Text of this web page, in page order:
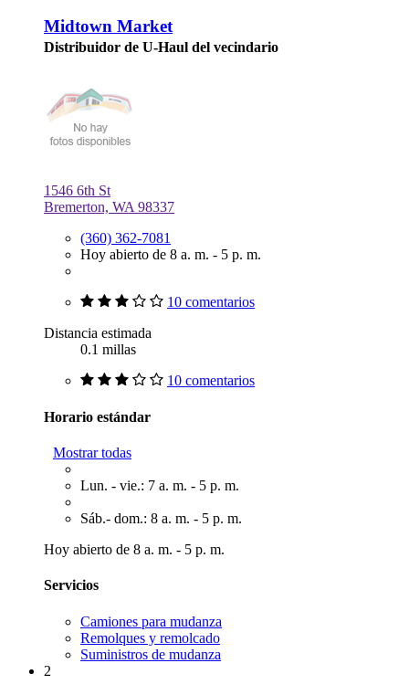
Midtown Market
Distribuidor de U-Haul del vecindario
1546 6th St
Bremerton, WA 98337
(360) 362-7081
Hoy abierto de 8 a. m. - 5 p. m.
10 comentarios
Distancia estimada
0.1 millas
10 comentarios
Horario estándar
Mostrar todas
Lun. - vie.: 7 a. m. - 5 p. m.
Sáb.- dom.: 8 a. m. - 5 p. m.
Hoy abierto de 8 a. m. - 5 p. m.
Servicios
Camiones para mudanza
Remolques y remolcado
Suministros de mudanza
2